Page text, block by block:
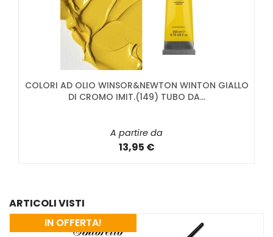
COLORI AD OLIO WINSOR&NEWTON WINTON GIALLO
DI CROMO IMIT.(149) TUBO DA...
A partire da
13,95 €
ARTICOLI VISTI
IN OFFERTA!